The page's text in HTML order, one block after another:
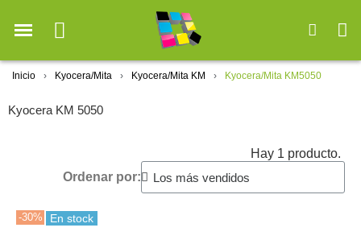
Inicio Kyocera/Mita Kyocera/Mita KM Kyocera/Mita KM5050
Kyocera KM 5050
Hay 1 producto.
Ordenar por:
-30% En stock